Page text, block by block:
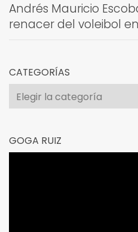
Andrés Mauricio
renacer del voleibol
CATEGORÍAS
Categorías
GOGA RUIZ